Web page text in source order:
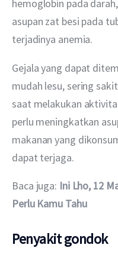
hemoglobin pada
asupan zat besi pada
terjadinya anemia.
Gejala yang dapat
mudah lesu, sering
saat melakukan
perlu meningkatkan
makanan yang
dapat terjaga.
Baca juga: Ini Lho, 12
Perlu Kamu Tahu
Penyakit gondok